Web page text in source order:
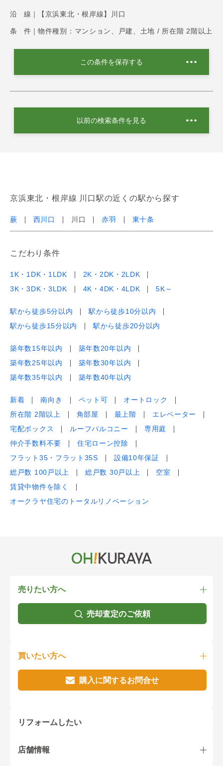
沿 線｜ 【京浜東北・根岸線】川口
条 件｜ 物件種別：マンション、戸建、土地 / 所在階 2階以上
この条件を保存する
以前の検索条件を見る
京浜東北・根岸線 川口駅の近くの駅から探す
蕨 西川口 川口 赤羽 東十条
こだわり条件
1K・1DK・1LDK
2K・2DK・2LDK
3K・3DK・3LDK
4K・4DK・4LDK 5K～
駅から徒歩5分以内
駅から徒歩10分以内
駅から徒歩15分以内
駅から徒歩20分以内
築年数15年以内
築年数20年以内
築年数25年以内
築年数30年以内
築年数35年以内
築年数40年以内
新着 南向き ペット可
オートロック
所在階 2階以上
角部屋 最上階
エレベーター
宅配ボックス
ルーフバルコニー
専用庭
仲介手数料不要
住宅ローン控除
フラット35・フラット35S
設備10年保証
総戸数 100戸以上
総戸数 30戸以上
空室
賃貸中物件を除く
オークラヤ住宅のトータルリノベーション
売りたい方へ
売却査定のご依頼
買いたい方へ
購入に関するお問合せ
リフォームしたい
店舗情報